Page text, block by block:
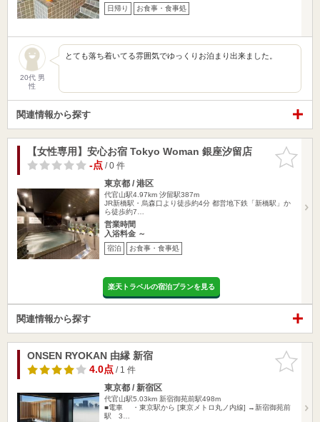
日帰り お食事・食事処
20代 男
性
とても落ち着いてる雰囲気でゆっくりお泊まり出来ました。
関連情報から探す
お気に入
りに追加
【女性専用】安心お宿 Tokyo Woman 銀座汐留店
-点/ 0 件
東京都 / 港区
代官山駅4.97km 汐留駅387m
JR新橋駅・烏森口より徒歩約4分 都営地下鉄「新橋駅」か
ら徒歩約7…
営業時間
入浴料金 ～
宿泊 お食事・食事処
楽天トラベルの宿泊プランを見る
関連情報から探す
お気に入
りに追加
ONSEN RYOKAN 由縁 新宿
4.0点/ 1 件
東京都 / 新宿区
代官山駅5.03km 新宿御苑前駅498m
■電車 ・東京駅から [東京メトロ丸ノ内線] →新宿御苑前
駅 3…